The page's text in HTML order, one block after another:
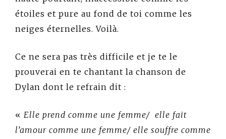
étoiles et pure au fond de toi comme les
neiges éternelles. Voilà.
Ce ne sera pas très difficile et je te le
prouverai en te chantant la chanson de
Dylan dont le refrain dit :
« Elle prend comme une femme/ elle fait
l’amour comme une femme/ elle souffre comme